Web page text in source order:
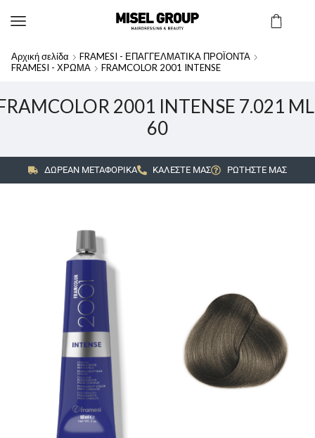
Αρχική σελίδα
FRAMESI - ΕΠΑΓΓΕΛΜΑΤΙΚΑ ΠΡΟΪΟΝΤΑ
FRAMESI - ΧΡΩΜΑ
FRAMCOLOR 2001 INTENSE
2001 INTENSE 7.021
60
ΔΩΡΕΑΝ ΜΕΤΑΦΟΡΙΚΑ ΚΑΛΕΣΤΕ ΜΑΣ ΡΩΤΗΣΤΕ ΜΑΣ